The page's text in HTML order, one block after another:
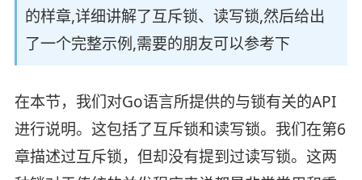
的样章,详细讲解了互斥锁、读写锁,然后给出
了一个完整示例,需要的朋友可以参考下
在本节，我们对Go语言所提供的与锁有关的API
进行说明。这包括了互斥锁和读写锁。我们在第6
章描述过互斥锁，但却没有提到过读写锁。这两